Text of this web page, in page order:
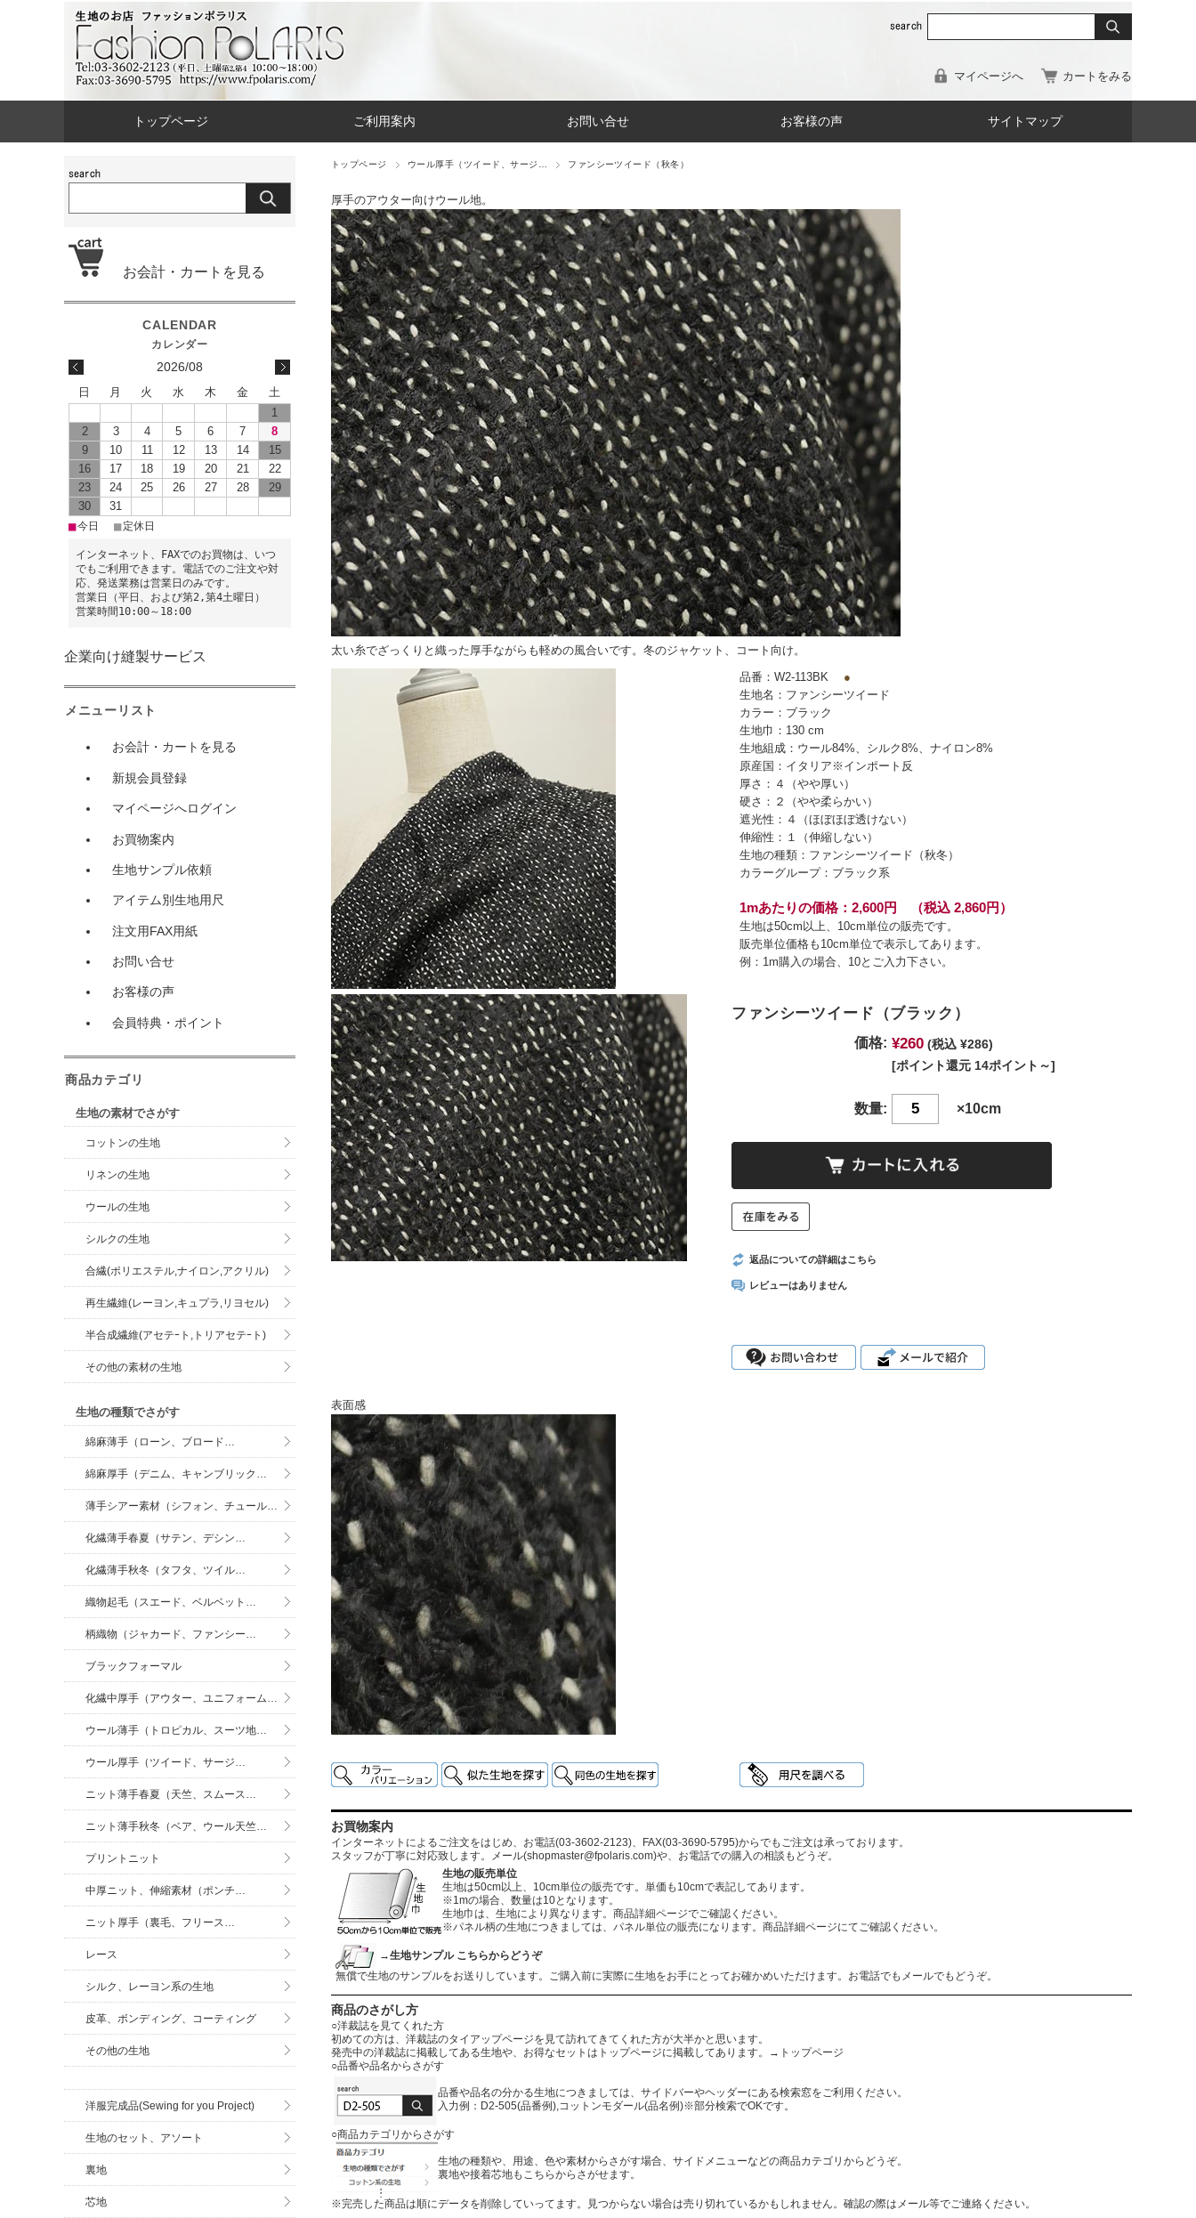
マイページへ カートをみる
トップページ ご利用案内 お問い合せ お客様の声 サイトマップ
トップページ ウール厚手（ツイード、サージ… ファンシーツイード（秋冬）
厚手のアウター向けウール地。
太い糸でざっくりと織った厚手ながらも軽めの風合いです。冬のジャケット、コート向け。
品番：W2-113BK ●
生地名：ファンシーツイード
カラー：ブラック
生地巾：130 cm
生地組成：ウール84%、シルク8%、ナイロン8%
原産国：イタリア※インポート反
厚さ：４（やや厚い）
硬さ：２（やや柔らかい）
遮光性：４（ほぼほぼ透けない）
伸縮性：１（伸縮しない）
生地の種類：ファンシーツイード（秋冬）
カラーグループ：ブラック系
1mあたりの価格：2,600円 （税込 2,860円）
生地は50cm以上、10cm単位の販売です。
販売単位価格も10cm単位で表示してあります。
例：1m購入の場合、10とご入力下さい。
ファンシーツイード（ブラック）
価格: ¥260 (税込 ¥286)
[ポイント還元 14ポイント～]
数量: ×10cm
返品についての詳細はこちら
レビューはありません
表面感
お買物案内
インターネットによるご注文をはじめ、お電話(03-3602-2123)、FAX(03-3690-5795)からでもご注文は承っております。
スタッフが丁寧に対応致します。メール(shopmaster@fpolaris.com)や、お電話での購入の相談もどうぞ。
生地の販売単位
生地は50cm以上、10cm単位の販売です。単価も10cmで表記してあります。
※1mの場合、数量は10となります。
生地巾は、生地により異なります。商品詳細ページでご確認ください。
※パネル柄の生地につきましては、パネル単位の販売になります。商品詳細ページにてご確認ください。
→生地サンプル こちらからどうぞ
無償で生地のサンプルをお送りしています。ご購入前に実際に生地をお手にとってお確かめいただけます。お電話でもメールでもどうぞ。
商品のさがし方
○洋裁誌を見てくれた方
初めての方は、洋裁誌のタイアップページを見て訪れてきてくれた方が大半かと思います。
発売中の洋裁誌に掲載してある生地や、お得なセットはトップページに掲載してあります。
→トップページ
○品番や品名からさがす
品番や品名の分かる生地につきましては、サイドバーやヘッダーにある検索窓をご利用ください。
入力例：D2-505(品番例),コットンモダール(品名例)※部分検索でOKです。
○商品カテゴリからさがす
生地の種類や、用途、色や素材からさがす場合、サイドメニューなどの商品カテゴリからどうぞ。
裏地や接着芯地もこちらからさがせます。
※完売した商品は順にデータを削除していってます。見つからない場合は売り切れているかもしれません。確認の際はメール等でご連絡ください。
お会計・カートを見る
2026/08
日 月 火 水 木 金
土
1
2
3 4 5 6 7
8
9
10 11 12 13 14
15
16
17 18 19 20 21
22
23
24 25 26 27 28
29
30
31
■今日 ■ 定休日
インターネット、FAXでのお買物は、いつ
でもご利用できます。電話でのご注文や対
応、発送業務は営業日のみです。
営業日（平日、および第2,第4土曜日）
営業時間10:00～18:00
企業向け縫製サービス
メニューリスト
お会計・カートを見る
新規会員登録
マイページへログイン
お買物案内
生地サンプル依頼
アイテム別生地用尺
注文用FAX用紙
お問い合せ
お客様の声
会員特典・ポイント
商品カテゴリ
生地の素材でさがす
コットンの生地
リネンの生地
ウールの生地
シルクの生地
合繊(ポリエステル,ナイロン,アクリル)
再生繊維(レーヨン,キュプラ,リヨセル)
半合成繊維(アセテｰト,トリアセテｰト)
その他の素材の生地
生地の種類でさがす
綿麻薄手（ローン、ブロード…
綿麻厚手（デニム、キャンブリック…
薄手シアー素材（シフォン、チュール…
化繊薄手春夏（サテン、デシン…
化繊薄手秋冬（タフタ、ツイル…
織物起毛（スエード、ベルベット…
柄織物（ジャカード、ファンシー…
ブラックフォーマル
化繊中厚手（アウター、ユニフォーム…
ウール薄手（トロピカル、スーツ地…
ウール厚手（ツイード、サージ…
ニット薄手春夏（天竺、スムース…
ニット薄手秋冬（ベア、ウール天竺…
プリントニット
中厚ニット、伸縮素材（ポンチ…
ニット厚手（裏毛、フリース…
レース
シルク、レーヨン系の生地
皮革、ボンディング、コーティング
その他の生地
洋服完成品(Sewing for you Project)
生地のセット、アソート
裏地
芯地